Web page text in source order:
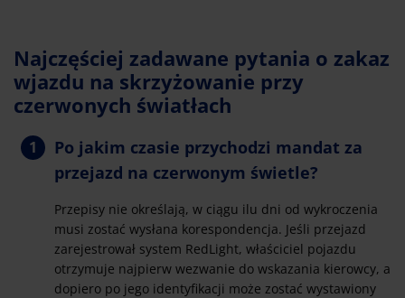
Najczęściej zadawane pytania o zakaz
wjazdu na skrzyżowanie przy
czerwonych światłach
Po jakim czasie przychodzi mandat za
przejazd na czerwonym świetle?
Przepisy nie określają, w ciągu ilu dni od wykroczenia
musi zostać wysłana korespondencja. Jeśli przejazd
zarejestrował system RedLight, właściciel pojazdu
otrzymuje najpierw wezwanie do wskazania kierowcy, a
dopiero po jego identyfikacji może zostać wystawiony